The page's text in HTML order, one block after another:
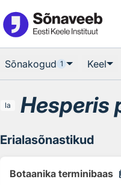
Sõnakogud 1 Keel
la Hesperis
Erialasõnastikud
Botaanika terminibaas